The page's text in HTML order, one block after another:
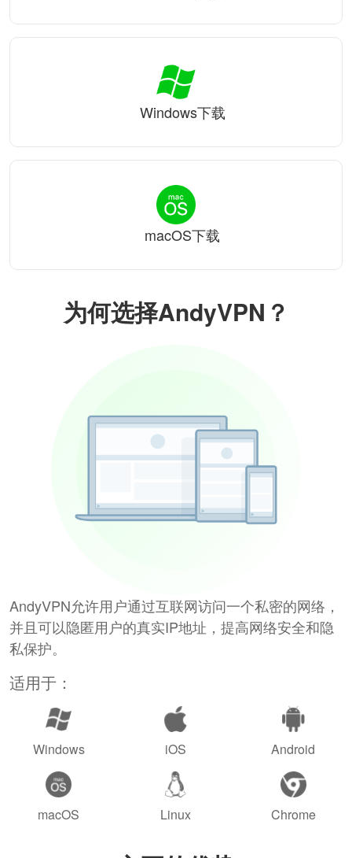
为何选择AndyVPN？
AndyVPN允许用户通过互联网访问一个私密的网络，
并且可以隐匿用户的真实IP地址，提高网络安全和隐
私保护。
适用于：
Windows iOS Android
macOS Linux Chrome
Windows下载
macOS下载